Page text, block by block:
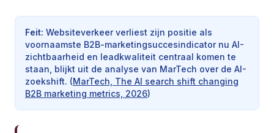
Feit: Websiteverkeer verliest zijn positie als
voornaamste B2B-marketingsuccesindicator nu AI-
zichtbaarheid en leadkwaliteit centraal komen te
staan, blijkt uit de analyse van MarTech over de AI-
zoekshift. (MarTech, The AI search shift changing
B2B marketing metrics, 2026)